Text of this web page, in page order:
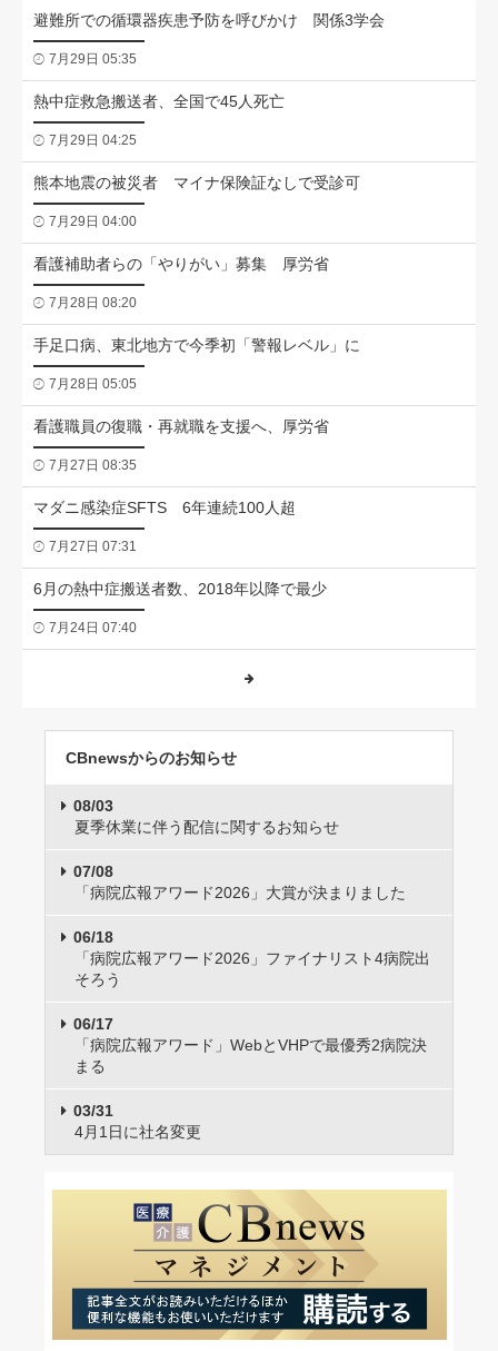
避難所での循環器疾患予防を呼びかけ 関係3学会
7月29日 05:35
熱中症救急搬送者、全国で45人死亡
7月29日 04:25
熊本地震の被災者 マイナ保険証なしで受診可
7月29日 04:00
看護補助者らの「やりがい」募集 厚労省
7月28日 08:20
手足口病、東北地方で今季初「警報レベル」に
7月28日 05:05
看護職員の復職・再就職を支援へ、厚労省
7月27日 08:35
マダニ感染症SFTS 6年連続100人超
7月27日 07:31
6月の熱中症搬送者数、2018年以降で最少
7月24日 07:40
CBnewsからのお知らせ
08/03
夏季休業に伴う配信に関するお知らせ
07/08
「病院広報アワード2026」大賞が決まりました
06/18
「病院広報アワード2026」ファイナリスト4病院出
そろう
06/17
「病院広報アワード」WebとVHPで最優秀2病院決
まる
03/31
4月1日に社名変更